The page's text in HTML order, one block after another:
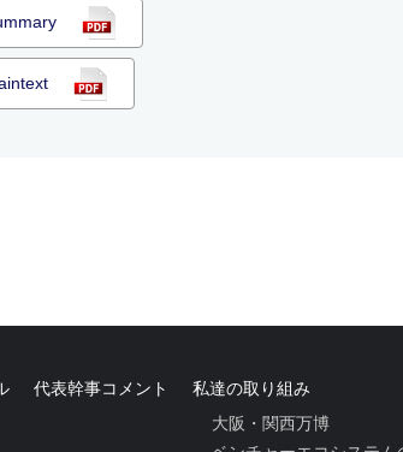
代表幹事コメント
私達の取り組み
大阪・関西万博